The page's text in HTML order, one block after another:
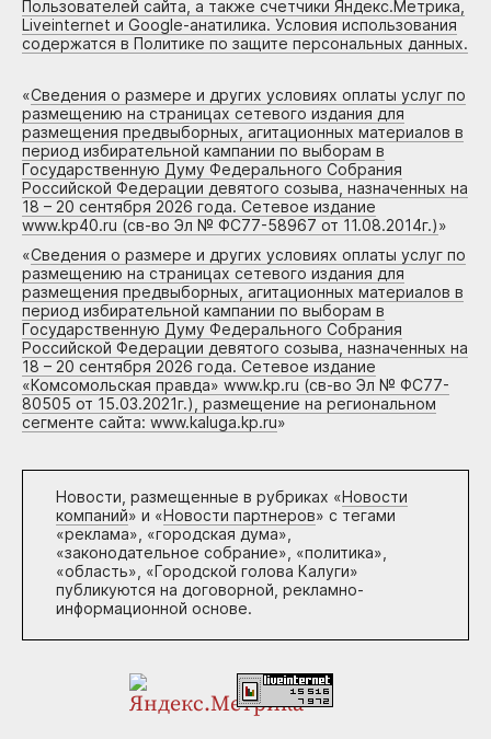
Пользователей сайта, а также счетчики Яндекс.Метрика,
Liveinternet и Google-анатилика. Условия использования
содержатся в Политике по защите персональных данных.
«Сведения о размере и других условиях оплаты услуг по
размещению на страницах сетевого издания для
размещения предвыборных, агитационных материалов в
период избирательной кампании по выборам в
Государственную Думу Федерального Собрания
Российской Федерации девятого созыва, назначенных на
18 – 20 сентября 2026 года. Сетевое издание
www.kp40.ru (св-во Эл № ФС77-58967 от 11.08.2014г.)»
«Сведения о размере и других условиях оплаты услуг по
размещению на страницах сетевого издания для
размещения предвыборных, агитационных материалов в
период избирательной кампании по выборам в
Государственную Думу Федерального Собрания
Российской Федерации девятого созыва, назначенных на
18 – 20 сентября 2026 года. Сетевое издание
«Комсомольская правда» www.kp.ru (св-во Эл № ФС77-
80505 от 15.03.2021г.), размещение на региональном
сегменте сайта: www.kaluga.kp.ru»
Новости, размещенные в рубриках «Новости
компаний» и «Новости партнеров» с тегами
«реклама», «городская дума»,
«законодательное собрание», «политика»,
«область», «Городской голова Калуги»
публикуются на договорной, рекламно-
информационной основе.